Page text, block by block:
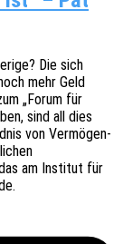
Die sich
mehr Geld
„Forum für
sind all dies
von Vermö­gen­
am Insti­tut für